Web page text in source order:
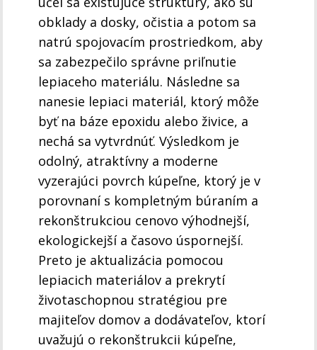
obklady a dosky, očistia a potom sa
natrú spojovacím prostriedkom, aby
sa zabezpečilo správne priľnutie
lepiaceho materiálu. Následne sa
nanesie lepiaci materiál, ktorý môže
byť na báze epoxidu alebo živice, a
nechá sa vytvrdnúť. Výsledkom je
odolný, atraktívny a moderne
vyzerajúci povrch kúpeľne, ktorý je v
porovnaní s kompletným búraním a
rekonštrukciou cenovo výhodnejší,
ekologickejší a časovo úspornejší.
Preto je aktualizácia pomocou
lepiacich materiálov a prekrytí
životaschopnou stratégiou pre
majiteľov domov a dodávateľov, ktorí
uvažujú o rekonštrukcii kúpeľne,